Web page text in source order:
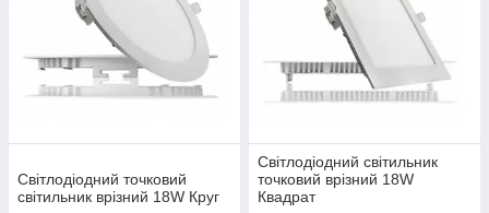
Світлодіодний точковий
світильник врізний 18W Круг
Світлодіодний світильник
точковий врізний 18W
Квадрат